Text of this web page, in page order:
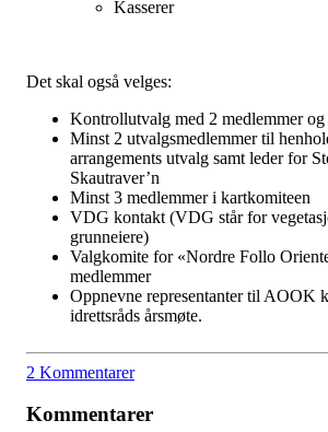
Kasserer
Det skal også velges:
Kontrollutvalg med 2 medlemmer og
Minst 2 utvalgsmedlemmer til
arrangements utvalg samt leder for
Skautraver’n
Minst 3 medlemmer i kartkomiteen
VDG kontakt (VDG står for
grunneiere)
Valgkomite for «Nordre Follo
medlemmer
Oppnevne representanter til AOOK
idrettsråds årsmøte.
2 Kommentarer
Kommentarer